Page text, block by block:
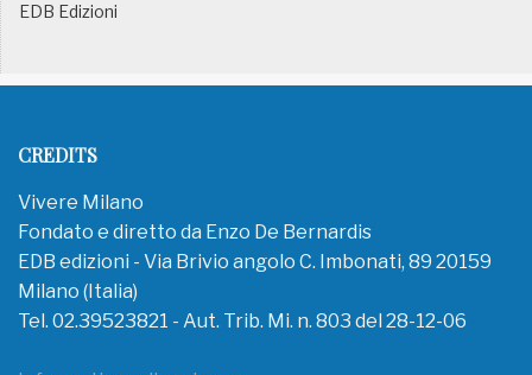
EDB Edizioni
CREDITS
Vivere Milano
Fondato e diretto da Enzo De Bernardis
EDB edizioni - Via Brivio angolo C. Imbonati, 89 20159
Milano (Italia)
Tel. 02.39523821 - Aut. Trib. Mi. n. 803 del 28-12-06